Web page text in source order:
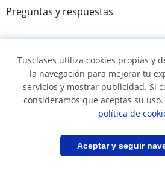
Guardar búsqueda
Preguntas y respuestas
Fantástica
305826opiniones de
Mapa web:Profesores
Tusclases utiliza cookies propias y
la navegación para mejorar tu
servicios y mostrar publicidad. Si
consideramos que aceptas su
política de
Aceptar y seguir